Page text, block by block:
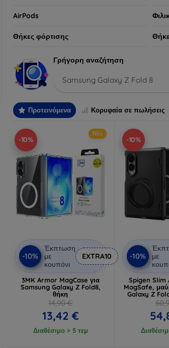
AirPods
Θήκες φόρτισης
Γρήγορη αναζήτηση
Samsung Galaxy Z Fold 8
Προτεινόμενα Κορυφαία σε πωλήσεις
-10%
Νέο
-10%
Έκπτωση
με
κουπόνι
EXTRA10
3MK Armor MagCase για
Samsung Galaxy Z Fold8,
θήκη
14,90 €
13,42 €
Διαθέσιμο > 5 τεμ
-10%
-10%
με
Spigen Slim
MagSafe,
Galaxy Z